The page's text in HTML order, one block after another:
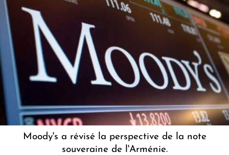
Moody's a révisé la perspective de la note
souveraine de l'Arménie.